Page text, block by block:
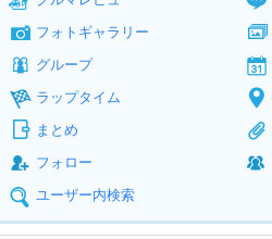
フォトギャラリー
グループ
ラップタイム
まとめ
フォロー
ユーザー内検索